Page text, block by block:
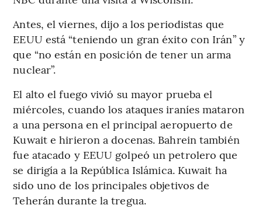
Antes, el viernes, dijo a los periodistas que
EEUU está “teniendo un gran éxito con Irán” y
que “no están en posición de tener un arma
nuclear”.
El alto el fuego vivió su mayor prueba el
miércoles, cuando los ataques iraníes mataron
a una persona en el principal aeropuerto de
Kuwait e hirieron a docenas. Bahrein también
fue atacado y EEUU golpeó un petrolero que
se dirigía a la República Islámica. Kuwait ha
sido uno de los principales objetivos de
Teherán durante la tregua.